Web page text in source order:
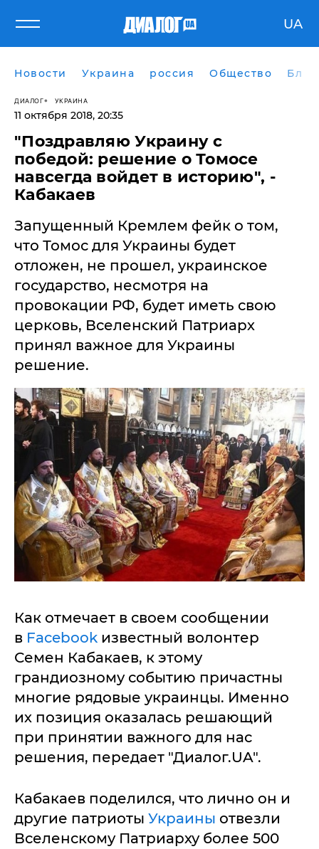
UA
Новости Украина россия Общество
ДИАЛОГ УКРАИНА
11 октября 2018, 20:35
"Поздравляю Украину с
победой: решение о Томосе
навсегда войдет в историю", -
Кабакаев
Запущенный Кремлем фейк о том,
что Томос для Украины будет
отложен, не прошел, украинское
государство, несмотря на
провокации РФ, будет иметь свою
церковь, Вселенский Патриарх
принял важное для Украины
решение.
Как отмечает в своем сообщении
в Facebook известный волонтер
Семен Кабакаев, к этому
грандиозному событию причастны
многие рядовые украинцы. Именно
их позиция оказалась решающий
при принятии важного для нас
решения, передает "Диалог.UA".
Кабакаев поделился, что лично он и
другие патриоты Украины отвезли
Вселенскому Патриарху более 500